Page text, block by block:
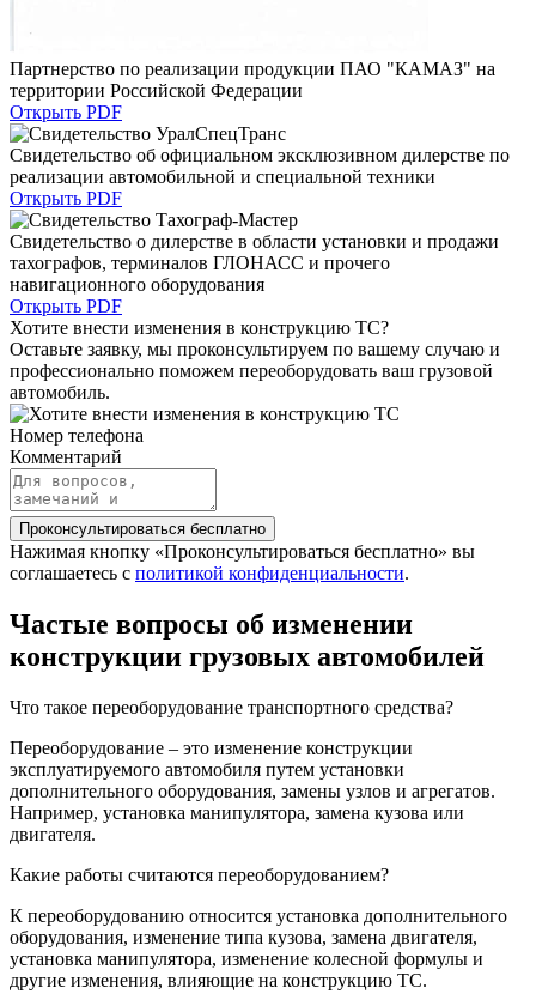
Партнерство по реализации продукции ПАО "КАМАЗ" на
территории Российской Федерации
Открыть PDF
Свидетельство об официальном эксклюзивном дилерстве по
реализации автомобильной и специальной техники
Открыть PDF
Свидетельство о дилерстве в области установки и продажи
тахографов, терминалов ГЛОНАСС и прочего
навигационного оборудования
Открыть PDF
Хотите внести изменения в конструкцию ТС?
Оставьте заявку, мы проконсультируем по вашему случаю и
профессионально поможем переоборудовать ваш грузовой
автомобиль.
Номер телефона
Комментарий
Проконсультироваться бесплатно
Нажимая кнопку «Проконсультироваться бесплатно» вы
соглашаетесь с политикой конфиденциальности.
Частые вопросы об изменении
конструкции грузовых автомобилей
Что такое переоборудование транспортного средства?
Переоборудование – это изменение конструкции
эксплуатируемого автомобиля путем установки
дополнительного оборудования, замены узлов и агрегатов.
Например, установка манипулятора, замена кузова или
двигателя.
Какие работы считаются переоборудованием?
К переоборудованию относится установка дополнительного
оборудования, изменение типа кузова, замена двигателя,
установка манипулятора, изменение колесной формулы и
другие изменения, влияющие на конструкцию ТС.